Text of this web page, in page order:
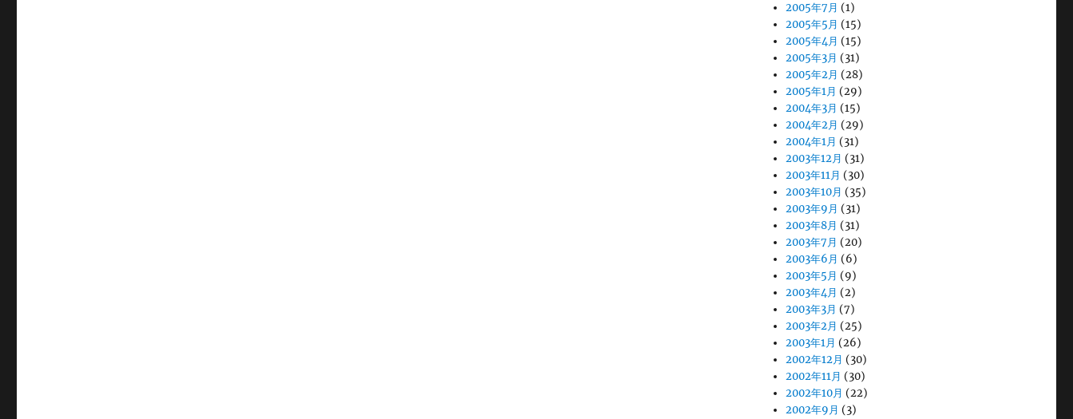
2005年7月 (1)
2005年5月 (15)
2005年4月 (15)
2005年3月 (31)
2005年2月 (28)
2005年1月 (29)
2004年3月 (15)
2004年2月 (29)
2004年1月 (31)
2003年12月 (31)
2003年11月 (30)
2003年10月 (35)
2003年9月 (31)
2003年8月 (31)
2003年7月 (20)
2003年6月 (6)
2003年5月 (9)
2003年4月 (2)
2003年3月 (7)
2003年2月 (25)
2003年1月 (26)
2002年12月 (30)
2002年11月 (30)
2002年10月 (22)
2002年9月 (3)